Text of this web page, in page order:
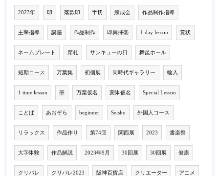
2023年 印 落款印 半切 練成会 作品制作指導
主宰指導 講座 作品制作 即興揮毫 1 day lesson 賞状
ネームプレート 席札 サンキューの日 舞昆ホール
短期コース 万葉集 初個展 同時代ギャラリー 輸入
1 time lesson 墨 万葉仮名 変体仮名 Special Lesson
ことば あおぞら beginner Seisho 外国人コース
リラックス 作品作り 第74回 関西展 2023 書楽祭
大字体験 作品解説 2023年9月 30回展 30回展 健康
クリパレ クリパレ2023 阪神百貨店 クリエーター アニメ